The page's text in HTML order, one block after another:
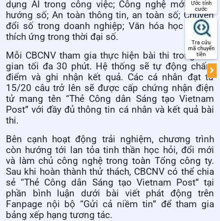
dụng AI trong công việc; Công nghệ mới và xu
hướng số; An toàn thông tin, an toàn số; Chuyển
đổi số trong doanh nghiệp; Văn hóa học tập và
thích ứng trong thời đại số.
Mỗi CBCNV tham gia thực hiện bài thi trong thời
gian tối đa 30 phút. Hệ thống sẽ tự động chấm
điểm và ghi nhận kết quả. Các cá nhân đạt từ
15/20 câu trở lên sẽ được cấp chứng nhận điện
tử mang tên “Thẻ Công dân Sáng tạo Vietnam
Post” với đầy đủ thông tin cá nhân và kết quả bài
thi.
Bên cạnh hoạt động trải nghiệm, chương trình
còn hướng tới lan tỏa tinh thần học hỏi, đổi mới
và làm chủ công nghệ trong toàn Tổng công ty.
Sau khi hoàn thành thử thách, CBCNV có thể chia
sẻ “Thẻ Công dân Sáng tạo Vietnam Post” tại
phần bình luận dưới bài viết phát động trên
Fanpage nội bộ “Gửi cả niềm tin” để tham gia
bảng xếp hạng tương tác.
Ước tính
cước
Tra cứu
mã chuyển
tiền